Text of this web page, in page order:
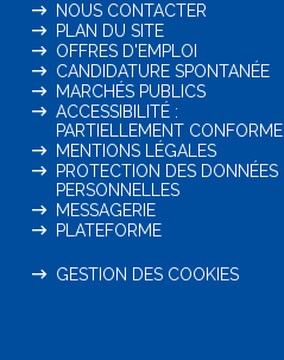
NOUS CONTACTER
PLAN DU SITE
OFFRES D'EMPLOI
CANDIDATURE SPONTANÉE
MARCHÉS PUBLICS
ACCESSIBILITÉ :
PARTIELLEMENT CONFORME
MENTIONS LÉGALES
PROTECTION DES DONNÉES
PERSONNELLES
MESSAGERIE
PLATEFORME
GESTION DES COOKIES